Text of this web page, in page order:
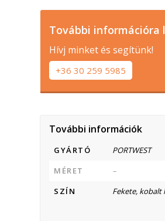
További információra
Hívj minket és segítünk!
+36 30 259 5985
További információk
GYÁRTÓ
PORTWEST
MÉRET
–
SZÍN
Fekete, kobalt